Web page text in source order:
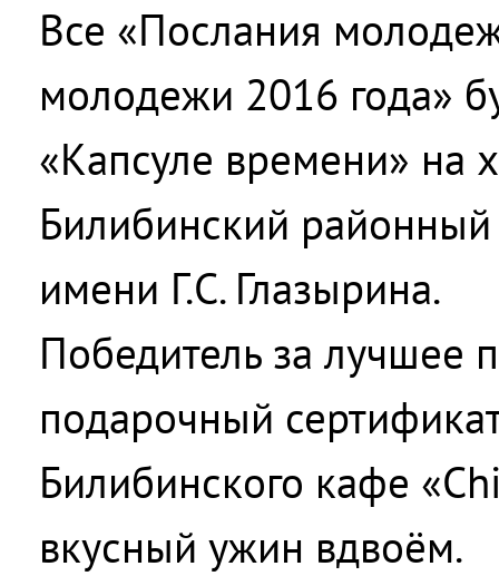
Все «Послания
молодежи 2016 года»
«Капсуле времени» на
Билибинский
имени Г.С. Глазырина.
Победитель за лучшее
подарочный
Билибинского кафе
вкусный ужин вдвоём.